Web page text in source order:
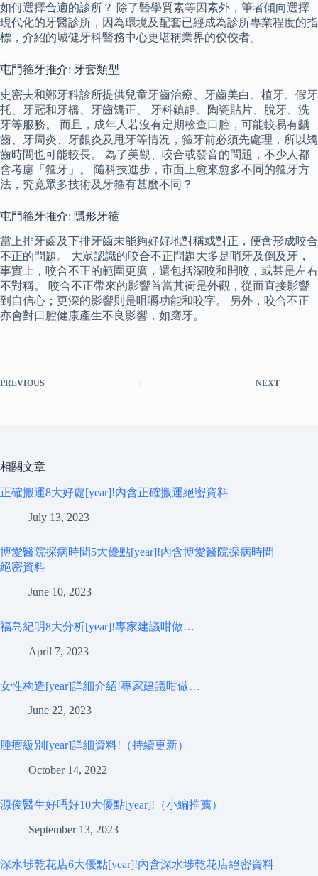
如何選擇合適的診所？ 除了醫學質素等因素外，筆者傾向選擇
現代化的牙醫診所，因為環境及配套已經成為診所專業程度的指
標，介紹的城健牙科醫務中心更堪稱業界的佼佼者。
屯門箍牙推介: 牙套類型
史密夫和鄭牙科診所提供兒童牙齒治療、牙齒美白、植牙、假牙
托、牙冠和牙橋、牙齒矯正、 牙科鎮靜、陶瓷貼片、脫牙、洗
牙等服務。 而且，成年人若沒有定期檢查口腔，可能較易有齲
齒、牙周炎、牙齦炎及甩牙等情況，箍牙前必須先處理，所以矯
齒時間也可能較長。 為了美觀、咬合或發音的問題，不少人都
會考慮「箍牙」。 隨科技進步，市面上愈來愈多不同的箍牙方
法，究竟眾多技術及牙箍有甚麼不同？
屯門箍牙推介: 隱形牙箍
當上排牙齒及下排牙齒未能夠好好地對稱或對正，便會形成咬合
不正的問題。 大眾認識的咬合不正問題大多是哨牙及倒及牙，
事實上，咬合不正的範圍更廣，還包括深咬和開咬，或甚是左右
不對稱。 咬合不正帶來的影響首當其衝是外觀，從而直接影響
到自信心；更深的影響則是咀嚼功能和咬字。 另外，咬合不正
亦會對口腔健康產生不良影響，如磨牙。
PREVIOUS NEXT
相關文章
正確搬運8大好處[year]!內含正確搬運絕密資料
July 13, 2023
博愛醫院探病時間5大優點[year]!內含博愛醫院探病時間
絕密資料
June 10, 2023
福島紀明8大分析[year]!專家建議咁做…
April 7, 2023
女性构造[year]詳細介紹!專家建議咁做…
June 22, 2023
腫瘤級別[year]詳細資料!（持續更新）
October 14, 2022
源俊醫生好唔好10大優點[year]!（小編推薦）
September 13, 2023
深水埗乾花店6大優點[year]!內含深水埗乾花店絕密資料